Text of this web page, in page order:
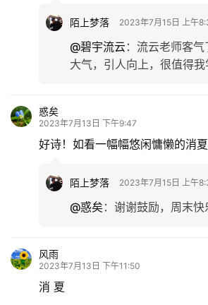
陌上梦落 2023年7月15日 上午
@碧宇流云： 流云老师客
大气，引人向上，很值得
惑矣
2023年7月13日 下午9:47
好诗！如看一幅幅悠闲慵懒的消夏
陌上梦落 2023年7月15日 上午
@惑矣： 谢谢鼓励，周末快
风雨
2023年7月13日 下午11:50
消 夏